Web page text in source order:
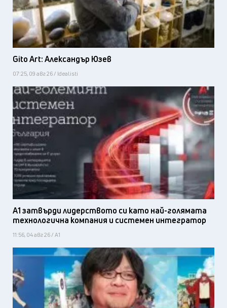
Gito Art: Александър Юзев
07:25, 09 авг 26 / Idealisti
А1 затвърди лидерството си като най-голямата
технологична компания и системен интегратор
11:56, 04 авг 26 / А1